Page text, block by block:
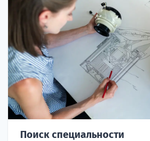
Поиск специальности